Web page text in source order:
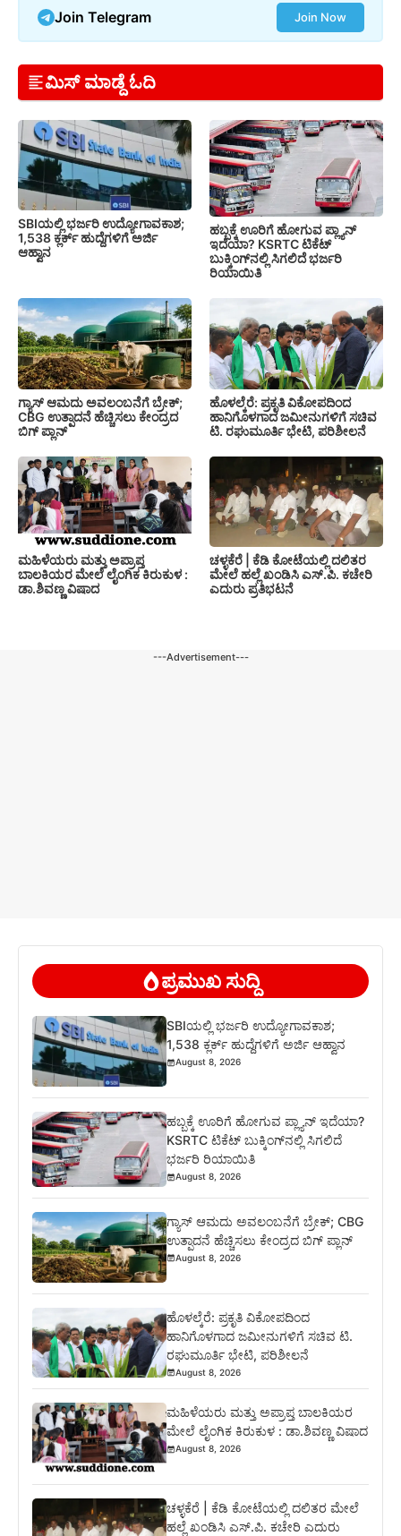
Join Telegram Join Now
ಮಿಸ್ ಮಾಡ್ದೆ ಓದಿ
SBIಯಲ್ಲಿ ಭರ್ಜರಿ ಉದ್ಯೋಗಾವಕಾಶ;
1,538 ಕ್ಲರ್ಕ್ ಹುದ್ದೆಗಳಿಗೆ ಅರ್ಜಿ
ಆಹ್ವಾನ
ಹಬ್ಬಕ್ಕೆ ಊರಿಗೆ ಹೋಗುವ ಪ್ಲ್ಯಾನ್
ಇದೆಯಾ? KSRTC ಟಿಕೆಟ್
ಬುಕ್ಕಿಂಗ್‌ನಲ್ಲಿ ಸಿಗಲಿದೆ ಭರ್ಜರಿ
ರಿಯಾಯಿತಿ
ಗ್ಯಾಸ್ ಆಮದು ಅವಲಂಬನೆಗೆ ಬ್ರೇಕ್;
CBG ಉತ್ಪಾದನೆ ಹೆಚ್ಚಿಸಲು ಕೇಂದ್ರದ
ಬಿಗ್ ಪ್ಲಾನ್
ಹೊಳಲ್ಕೆರೆ: ಪ್ರಕೃತಿ ವಿಕೋಪದಿಂದ
ಹಾನಿಗೊಳಗಾದ ಜಮೀನುಗಳಿಗೆ ಸಚಿವ
ಟಿ. ರಘುಮೂರ್ತಿ ಭೇಟಿ, ಪರಿಶೀಲನೆ
ಮಹಿಳೆಯರು ಮತ್ತು ಅಪ್ರಾಪ್ತ
ಬಾಲಕಿಯರ ಮೇಲೆ ಲೈಂಗಿಕ ಕಿರುಕುಳ :
ಡಾ.ಶಿವಣ್ಣ ವಿಷಾದ
ಚಳ್ಳಕೆರೆ | ಕೆಡಿ ಕೋಟೆಯಲ್ಲಿ ದಲಿತರ
ಮೇಲೆ ಹಲ್ಲೆ ಖಂಡಿಸಿ ಎಸ್.ಪಿ. ಕಚೇರಿ
ಎದುರು ಪ್ರತಿಭಟನೆ
---Advertisement---
ಪ್ರಮುಖ ಸುದ್ದಿ
SBIಯಲ್ಲಿ ಭರ್ಜರಿ ಉದ್ಯೋಗಾವಕಾಶ;
1,538 ಕ್ಲರ್ಕ್ ಹುದ್ದೆಗಳಿಗೆ ಅರ್ಜಿ ಆಹ್ವಾನ
August 8, 2026
ಹಬ್ಬಕ್ಕೆ ಊರಿಗೆ ಹೋಗುವ ಪ್ಲ್ಯಾನ್ ಇದೆಯಾ?
KSRTC ಟಿಕೆಟ್ ಬುಕ್ಕಿಂಗ್‌ನಲ್ಲಿ ಸಿಗಲಿದೆ
ಭರ್ಜರಿ ರಿಯಾಯಿತಿ
August 8, 2026
ಗ್ಯಾಸ್ ಆಮದು ಅವಲಂಬನೆಗೆ ಬ್ರೇಕ್; CBG
ಉತ್ಪಾದನೆ ಹೆಚ್ಚಿಸಲು ಕೇಂದ್ರದ ಬಿಗ್ ಪ್ಲಾನ್
August 8, 2026
ಹೊಳಲ್ಕೆರೆ: ಪ್ರಕೃತಿ ವಿಕೋಪದಿಂದ
ಹಾನಿಗೊಳಗಾದ ಜಮೀನುಗಳಿಗೆ ಸಚಿವ ಟಿ.
ರಘುಮೂರ್ತಿ ಭೇಟಿ, ಪರಿಶೀಲನೆ
August 8, 2026
ಮಹಿಳೆಯರು ಮತ್ತು ಅಪ್ರಾಪ್ತ ಬಾಲಕಿಯರ
ಮೇಲೆ ಲೈಂಗಿಕ ಕಿರುಕುಳ : ಡಾ.ಶಿವಣ್ಣ ವಿಷಾದ
August 8, 2026
ಚಳ್ಳಕೆರೆ | ಕೆಡಿ ಕೋಟೆಯಲ್ಲಿ ದಲಿತರ ಮೇಲೆ
ಹಲ್ಲೆ ಖಂಡಿಸಿ ಎಸ್.ಪಿ. ಕಚೇರಿ ಎದುರು